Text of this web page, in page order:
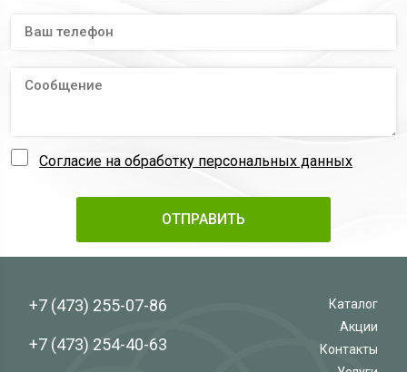
Согласие на обработку персональных данных
+7 (473) 255-07-86
+7 (473) 254-40-63
Каталог
Акции
Контакты